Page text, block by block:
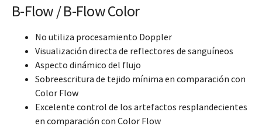
B-Flow / B-Flow Color
No utiliza procesamiento Doppler
Visualización directa de reflectores de sanguíneos
Aspecto dinámico del flujo
Sobreescritura de tejido mínima en comparación con
Color Flow
Excelente control de los artefactos resplandecientes
en comparación con Color Flow